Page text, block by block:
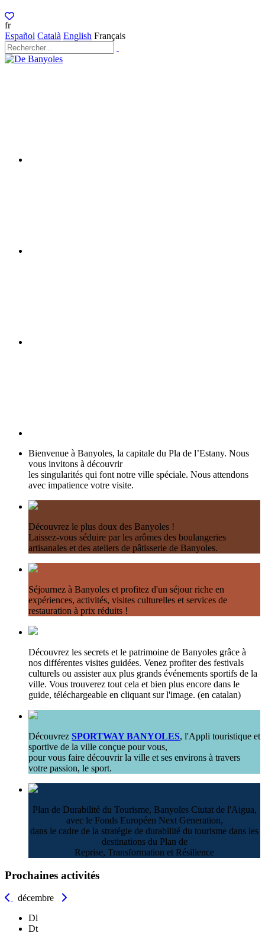
fr
Español Català English Français
Bienvenue à Banyoles, la capitale du Pla de l’Estany. Nous
vous invitons à découvrir
les singularités qui font notre ville spéciale. Nous attendons
avec impatience votre visite.
Découvrez le plus doux des Banyoles !
Laissez-vous séduire par les arômes des boulangeries
artisanales et des ateliers de pâtisserie de Banyoles.
Séjournez à Banyoles et profitez d'un séjour riche en
expériences, activités, visites culturelles et services de
restauration à prix réduits !
Découvrez les secrets et le patrimoine de Banyoles grâce à
nos différentes visites guidées. Venez profiter des festivals
culturels ou assister aux plus grands événements sportifs de la
ville. Vous trouverez tout cela et bien plus encore dans le
guide, téléchargeable en cliquant sur l'image. (en catalan)
Découvrez SPORTWAY BANYOLES, l'Appli touristique et
sportive de la ville conçue pour vous,
pour vous faire découvrir la ville et ses environs à travers
votre passion, le sport.
Plan de Durabilité du Tourisme, Banyoles Ciutat de l'Aigua,
avec le Fonds Européen Next Generation,
dans le cadre de la stratégie de durabilité du tourisme dans les
destinations du Plan de
Reprise, Transformation et Résilience
Prochaines activités
décembre
Dl
Dt